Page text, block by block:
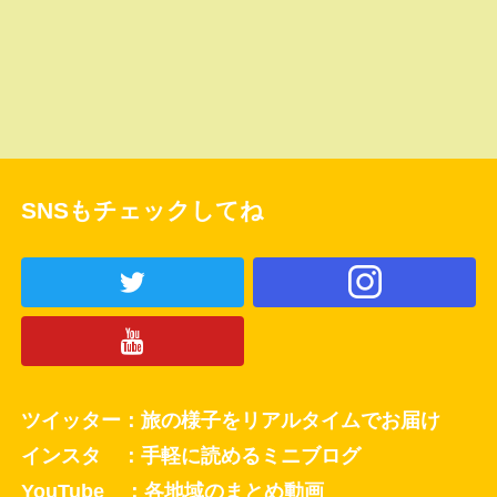
SNSもチェックしてね
ツイッター：旅の様子をリアルタイムでお届け
インスタ ：手軽に読めるミニブログ
YouTube ：各地域のまとめ動画